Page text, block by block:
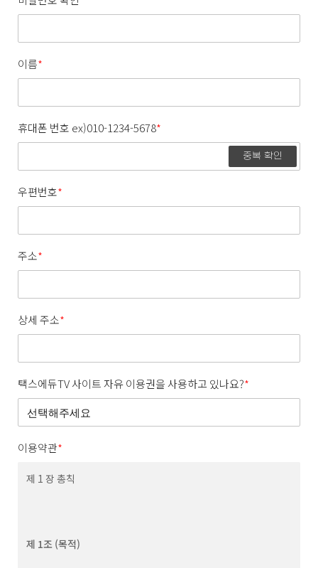
이름*
휴대폰 번호 ex)010-1234-5678*
중복 확인
우편번호*
주소*
상세 주소*
택스에듀TV 사이트 자유 이용권을 사용하고 있나요?*
이용약관*
제 1 장 총칙
제 1조 (목적)